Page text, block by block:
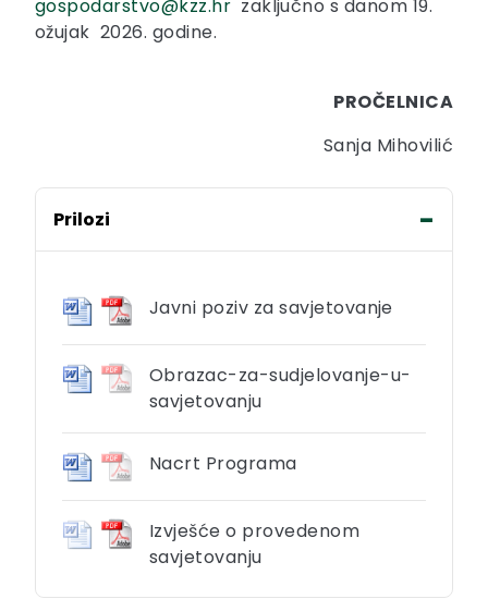
gospodarstvo@kzz.hr zaključno s danom 19.
ožujak 2026. godine.
PROČELNICA
Sanja Mihovilić
Prilozi
Javni poziv za savjetovanje
Obrazac-za-sudjelovanje-u-
savjetovanju
Nacrt Programa
Izvješće o provedenom
savjetovanju